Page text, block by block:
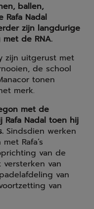
ballen,
Rafa Nadal
zijn langdurige
de RNA.
zijn uitgerust met
de school
tonen
merk.
met de
Nadal toen hij
Sindsdien werken
Rafa’s
van de
versterken van
van
van